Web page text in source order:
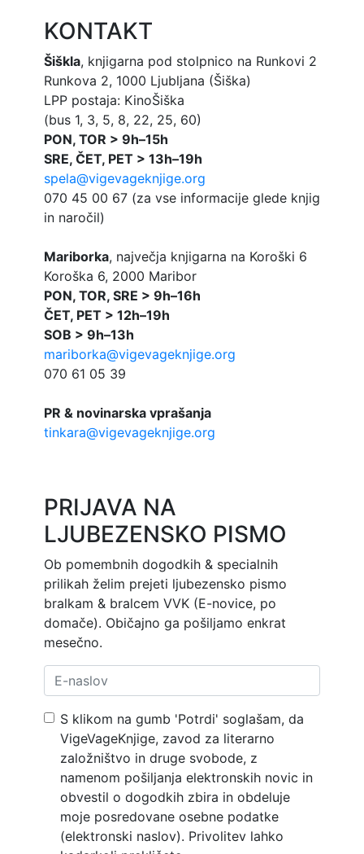
KONTAKT
Šiškla, knjigarna pod stolpnico na Runkovi 2
Runkova 2, 1000 Ljubljana (Šiška)
LPP postaja: KinoŠiška
(bus 1, 3, 5, 8, 22, 25, 60)
PON, TOR > 9h–15h
SRE, ČET, PET > 13h–19h
spela@vigevageknjige.org
070 45 00 67 (za vse informacije glede knjig
in naročil)
Mariborka, največja knjigarna na Koroški 6
Koroška 6, 2000 Maribor
PON, TOR, SRE > 9h–16h
ČET, PET > 12h–19h
SOB > 9h–13h
mariborka@vigevageknjige.org
070 61 05 39
PR & novinarska vprašanja
tinkara@vigevageknjige.org
PRIJAVA NA
LJUBEZENSKO PISMO
Ob pomembnih dogodkih & specialnih
prilikah želim prejeti ljubezensko pismo
bralkam & bralcem VVK (E-novice, po
domače). Običajno ga pošiljamo enkrat
mesečno.
S klikom na gumb 'Potrdi' soglašam, da
VigeVageKnjige, zavod za literarno
založništvo in druge svobode, z
namenom pošiljanja elektronskih novic in
obvestil o dogodkih zbira in obdeluje
moje posredovane osebne podatke
(elektronski naslov). Privolitev lahko